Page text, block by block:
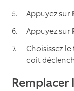
Appuyez sur
Appuyez sur
Choisissez
doit
Remplacer